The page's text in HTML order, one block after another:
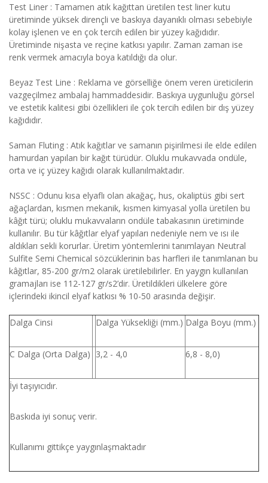
Test Liner : Tamamen atık kağıttan üretilen test liner kutu
üretiminde yüksek dirençli ve baskıya dayanıklı olması sebebiyle
kolay işlenen ve en çok tercih edilen bir yüzey kağıdıdır.
Üretiminde nişasta ve reçine katkısı yapılır. Zaman zaman ise
renk vermek amacıyla boya katıldığı da olur.
Beyaz Test Line : Reklama ve görselliğe önem veren üreticilerin
vazgeçilmez ambalaj hammaddesidir. Baskıya uygunluğu görsel
ve estetik kalitesi gibi özellikleri ile çok tercih edilen bir dış yüzey
kağıdıdır.
Saman Fluting : Atık kağıtlar ve samanın pişirilmesi ile elde edilen
hamurdan yapılan bir kağıt türüdür. Oluklu mukavvada ondüle,
orta ve iç yüzey kağıdı olarak kullanılmaktadır.
NSSC : Odunu kısa elyaflı olan akağaç, hus, okaliptüs gibi sert
ağaçlardan, kısmen mekanik, kısmen kimyasal yolla üretilen bu
kâğıt türü; oluklu mukavvaların ondüle tabakasının üretiminde
kullanılır. Bu tür kâğıtlar elyaf yapıları nedeniyle nem ve ısı ile
aldıkları sekli korurlar. Üretim yöntemlerini tanımlayan Neutral
Sulfite Semi Chemical sözcüklerinin bas harfleri ile tanımlanan bu
kâğıtlar, 85-200 gr/m2 olarak üretilebilirler. En yaygın kullanılan
gramajları ise 112-127 gr/s2’dir. Üretildikleri ülkelere göre
içlerindeki ikincil elyaf katkısı % 10-50 arasında değişir.
Dalga Cinsi Dalga Yüksekliği (mm.) Dalga Boyu (mm.)
C Dalga (Orta Dalga) 3,2 - 4,0 6,8 - 8,0)
İyi taşıyıcıdır.
Baskıda iyi sonuç verir.
Kullanımı gittikçe yaygınlaşmaktadır